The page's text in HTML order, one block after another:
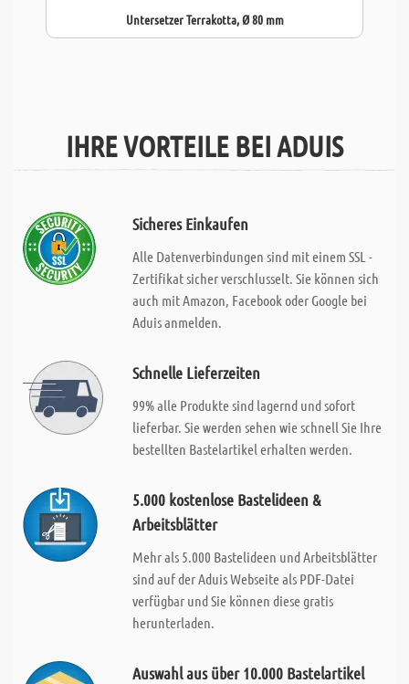
Untersetzer Terrakotta, Ø 80 mm
IHRE VORTEILE BEI ADUIS
Sicheres Einkaufen
Alle Datenverbindungen sind mit einem SSL -
Zertifikat sicher verschlusselt. Sie können sich
auch mit Amazon, Facebook oder Google bei
Aduis anmelden.
Schnelle Lieferzeiten
99% alle Produkte sind lagernd und sofort
lieferbar. Sie werden sehen wie schnell Sie Ihre
bestellten Bastelartikel erhalten werden.
5.000 kostenlose Bastelideen &
Arbeitsblätter
Mehr als 5.000 Bastelideen und Arbeitsblätter
sind auf der Aduis Webseite als PDF-Datei
verfügbar und Sie können diese gratis
herunterladen.
Auswahl aus über 10.000 Bastelartikel